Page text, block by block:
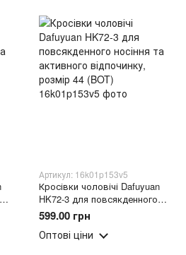
Артикул: 16k01p153v5
Кросівки чоловічі Dafuyuan
HK72-3 для повсякденного
носіння та активного
відпочинку, розмір 44 (BOT)
599.00 грн
Оптові ціни